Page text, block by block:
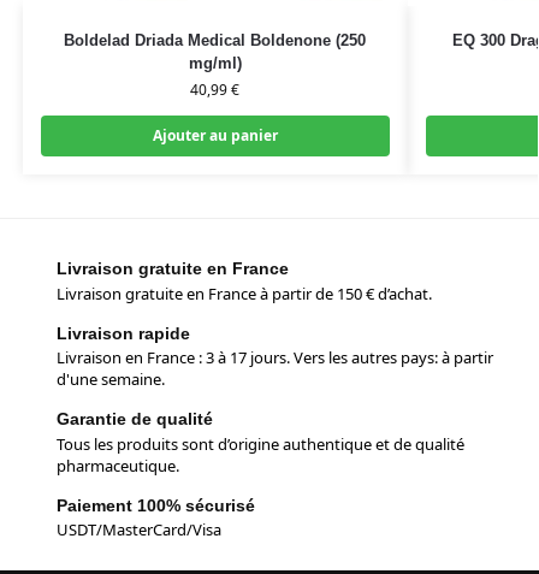
Boldelad Driada Medical Boldenone (250
mg/ml)
40,99€
Ajouter au panier
EQ 300
Livraison gratuite en France
Livraison gratuite en France à partir de 150 € d’achat.
Livraison rapide
Livraison en France : 3 à 17 jours. Vers les autres pays: à partir
d'une semaine.
Garantie de qualité
Tous les produits sont d’origine authentique et de qualité
pharmaceutique.
Paiement 100% sécurisé
USDT/MasterCard/Visa